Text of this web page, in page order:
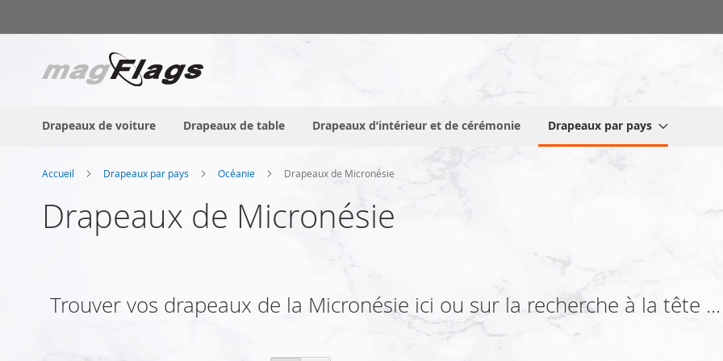
au
Drapeaux de voiture Drapeaux de table Drapeaux d’intérieur et de cérémonie Drapeaux par pays
Accueil Drapeaux par pays Océanie Drapeaux de Micronésie
Drapeaux de Micronésie
Trouver vos drapeaux de la Micronésie ici ou sur la recherche à la tête ...